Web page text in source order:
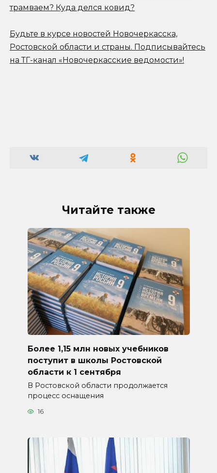
трамваем? Куда делся ковид?
Будьте в курсе новостей Новочеркасска,
Ростовской области и страны. Подписывайтесь
на ТГ-канал «Новочеркасские ведомости»!
Читайте также
Более 1,15 млн новых учебников
поступит в школы Ростовской
области к 1 сентября
В Ростовской области продолжается
процесс оснащения
16